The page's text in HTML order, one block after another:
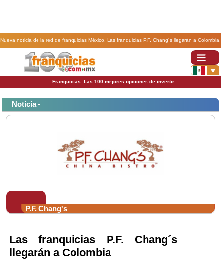
Nueva noticia de la red de franquicias México. Las franquicias P.F. Chang´s llegarán a Colombia.
Franquicias. Las 100 mejores opciones de invertir
Noticia -
P.F. Chang's
Las franquicias P.F. Chang´s
llegarán a Colombia